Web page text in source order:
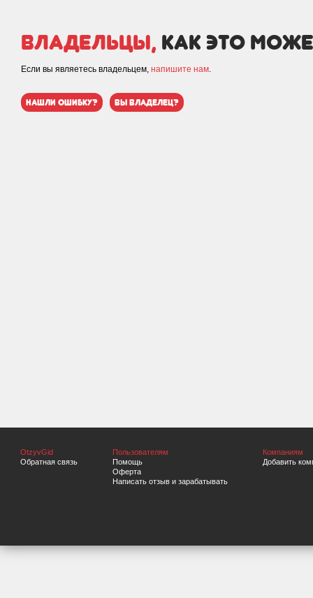
Владельцы, как это
Если вы являетесь владельцем, напишите нам.
нашли ошибку? вы владелец?
OtzyvGid
Обратная связь
Пользователям
Помощь
Оферта
Написать отзыв и зарабатывать
Компаниям
Добавить